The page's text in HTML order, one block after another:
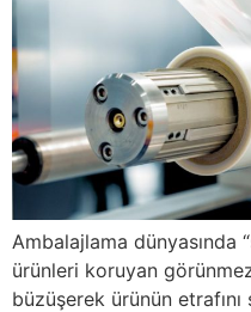
Ambalajlama dünyasında
ürünleri koruyan görünmez
büzüşerek ürünün etrafını